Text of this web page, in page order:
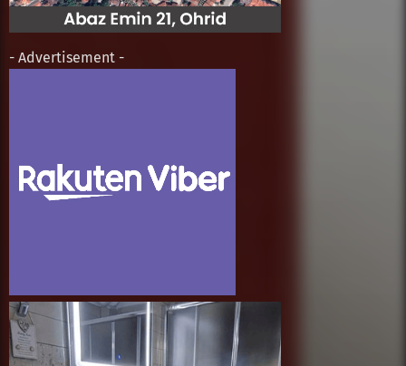
- Advertisement -